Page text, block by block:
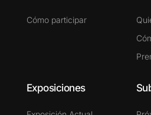
Cómo participar
Exposiciones